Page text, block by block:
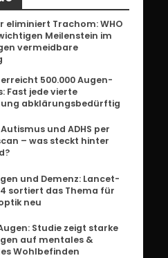
eliminiert Trachom: WHO
Meilenstein im
vermeidbare
500.000 Augen-
Fast jede vierte
abklärungsbedürftig
und ADHS per
– was steckt hinter
und Demenz: Lancet-
sortiert das Thema für
neu
Studie zeigt starke
auf mentales &
Wohlbefinden